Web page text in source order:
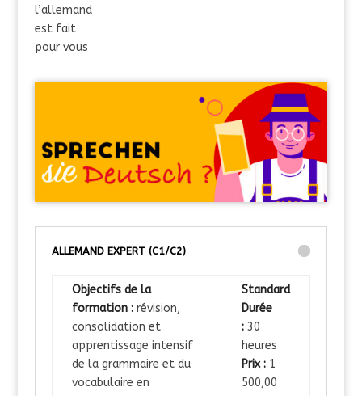
l’allemand
est fait
pour vous
ALLEMAND EXPERT (C1/C2)
Objectifs de la
formation :révision,
consolidation et
apprentissage intensif
de la grammaire et du
vocabulaire en
Standard
Durée
:30
heures
Prix :1
500,00